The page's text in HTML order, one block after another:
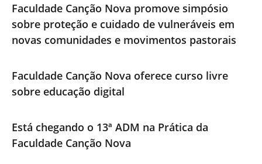
Faculdade Canção Nova promove simpósio
sobre proteção e cuidado de vulneráveis em
novas comunidades e movimentos pastorais
Faculdade Canção Nova oferece curso livre
sobre educação digital
Está chegando o 13ª ADM na Prática da
Faculdade Canção Nova